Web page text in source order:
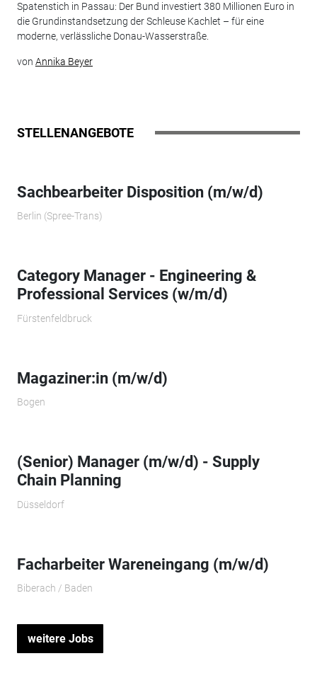
Spatenstich in Passau: Der Bund investiert 380 Millionen Euro in
die Grundinstandsetzung der Schleuse Kachlet – für eine
moderne, verlässliche Donau-Wasserstraße.
von Annika Beyer
STELLENANGEBOTE
Sachbearbeiter Disposition (m/w/d)
Berlin (Spree-Trans)
Category Manager - Engineering &
Professional Services (w/m/d)
Fürstenfeldbruck
Magaziner:in (m/w/d)
Bogen
(Senior) Manager (m/w/d) - Supply
Chain Planning
Düsseldorf
Facharbeiter Wareneingang (m/w/d)
Biberach / Baden
weitere Jobs